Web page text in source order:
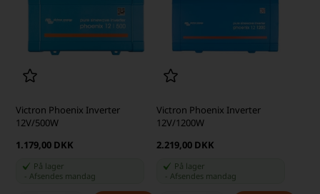
Victron Phoenix Inverter
12V/500W
1.179,00 DKK
På lager
Afsendes mandag
Victron Phoenix Inverter
12V/1200W
2.219,00 DKK
På lager
Afsendes mandag